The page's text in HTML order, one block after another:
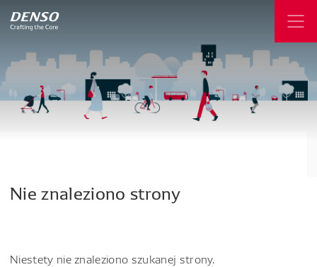
Nie znaleziono strony
Niestety nie znaleziono szukanej strony.